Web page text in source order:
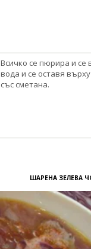
Всичко се пюрира и
вода и се оставя
със сметана.
ШАРЕНА ЗЕЛЕВА